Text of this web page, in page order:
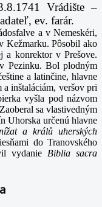
Vrádište –
ev. farár.
a v Nemeskéri,
Kežmarku. Pôsobil ako
a konrektor v Prešove.
Pezinku. Bol plodným
a latinčine, hlavne
inštaláciám, veršov pri
vyšla pod názvom
sa vlastivedným
Uhorska určenú hlavne
a králů uherských
do Tranovského
vydanie Biblia sacra